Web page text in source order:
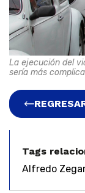
La ejecución del
sería más
Tags
Alfredo